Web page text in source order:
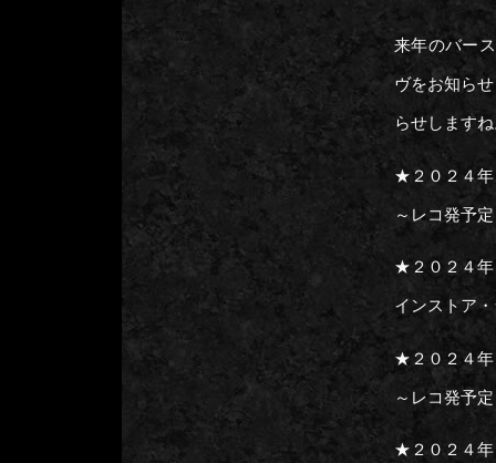
来年のバー
ヴをお知ら
らせします
★２０２４年
～レコ発予
★２０２４年
インストア
★２０２４年
～レコ発予
★２０２４年